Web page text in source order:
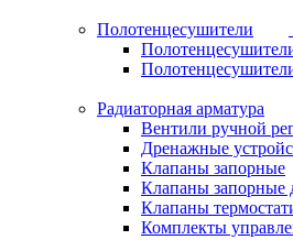
Полотенцесушители
Радиаторная арматура
Вентили ручной
Дренажные
Клапаны запорные
Клапаны запорные
Клапаны
Комплекты